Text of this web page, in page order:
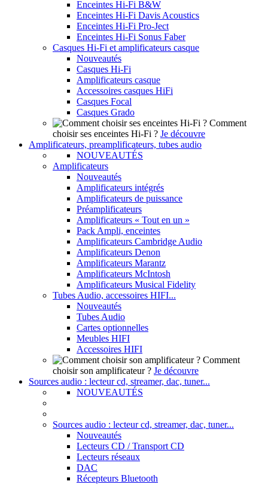
Enceintes Hi-Fi B&W
Enceintes Hi-Fi Davis Acoustics
Enceintes Hi-Fi Pro-Ject
Enceintes Hi-Fi Sonus Faber
Casques Hi-Fi et amplificateurs casque
Nouveautés
Casques Hi-Fi
Amplificateurs casque
Accessoires casques HiFi
Casques Focal
Casques Grado
Comment
choisir ses enceintes Hi-Fi ? Je découvre
Amplificateurs, preamplificateurs, tubes audio
NOUVEAUTÉS
Amplificateurs
Nouveautés
Amplificateurs intégrés
Amplificateurs de puissance
Préamplificateurs
Amplificateurs « Tout en un »
Pack Ampli, enceintes
Amplificateurs Cambridge Audio
Amplificateurs Denon
Amplificateurs Marantz
Amplificateurs McIntosh
Amplificateurs Musical Fidelity
Tubes Audio, accessoires HIFI...
Nouveautés
Tubes Audio
Cartes optionnelles
Meubles HIFI
Accessoires HIFI
Comment
choisir son amplificateur ? Je découvre
Sources audio : lecteur cd, streamer, dac, tuner...
NOUVEAUTÉS
Sources audio : lecteur cd, streamer, dac, tuner...
Nouveautés
Lecteurs CD / Transport CD
Lecteurs réseaux
DAC
Récepteurs Bluetooth